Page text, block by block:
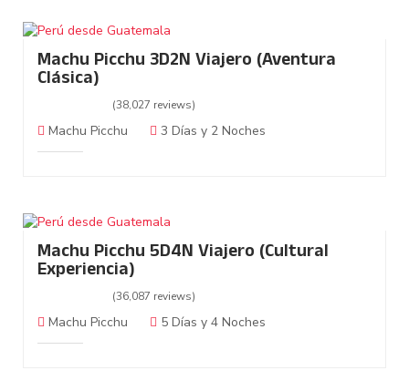
Machu Picchu 3D2N Viajero (Aventura
Clásica)
(38,027 reviews)
Machu Picchu 3 Días y 2 Noches
Machu Picchu 5D4N Viajero (Cultural
Experiencia)
(36,087 reviews)
Machu Picchu 5 Días y 4 Noches